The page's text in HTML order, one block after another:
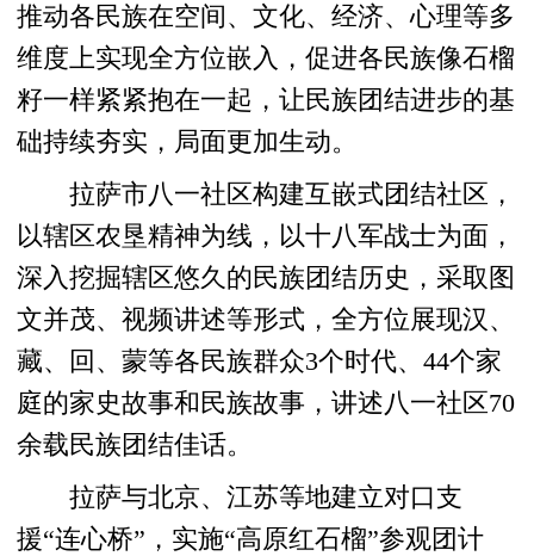
推动各民族在空间、文化、经济、心理等多
维度上实现全方位嵌入，促进各民族像石榴
籽一样紧紧抱在一起，让民族团结进步的基
础持续夯实，局面更加生动。
拉萨市八一社区构建互嵌式团结社区，
以辖区农垦精神为线，以十八军战士为面，
深入挖掘辖区悠久的民族团结历史，采取图
文并茂、视频讲述等形式，全方位展现汉、
藏、回、蒙等各民族群众3个时代、44个家
庭的家史故事和民族故事，讲述八一社区70
余载民族团结佳话。
拉萨与北京、江苏等地建立对口支
援“连心桥”，实施“高原红石榴”参观团计